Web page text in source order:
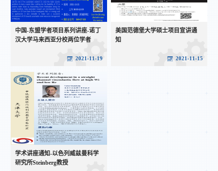
中国-东盟学者项目系列讲座-诺丁
汉大学马来西亚分校两位学者
2021-11-19
美国范德堡大学硕士项目宣讲通
知
2021-11-15
学术讲座通知-以色列威兹曼科学
研究所Steinberg教授